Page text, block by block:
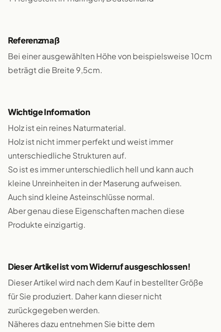
Referenzmaß
Bei einer ausgewählten Höhe von beispielsweise 10cm
beträgt die Breite 9,5cm.
Wichtige Information
Holz ist ein reines Naturmaterial.
Holz ist nicht immer perfekt und weist immer
unterschiedliche Strukturen auf.
So ist es immer unterschiedlich hell und kann auch
kleine Unreinheiten in der Maserung aufweisen.
Auch sind kleine Asteinschlüsse normal.
Aber genau diese Eigenschaften machen diese
Produkte einzigartig.
Dieser Artikel ist vom Widerruf ausgeschlossen!
Dieser Artikel wird nach dem Kauf in bestellter Größe
für Sie produziert. Daher kann dieser nicht
zurückgegeben werden.
Näheres dazu entnehmen Sie bitte dem